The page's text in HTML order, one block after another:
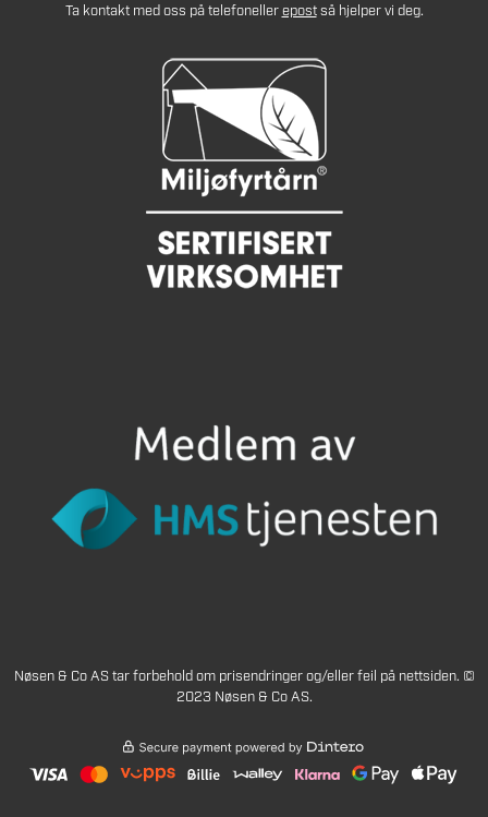
Ta kontakt med oss på telefonellerepostså hjelper vi deg.
Nøsen & Co AS tar forbehold om prisendringer og/eller feil på nettsiden. ©
2023 Nøsen & Co AS.